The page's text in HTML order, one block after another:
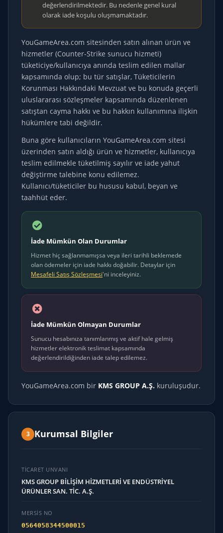
değerlendirilmektedir. Bu nedenle genel kural
olarak iade koşulu oluşmamaktadır.
YouGameArea.com sitesinden satın alınan ürün ve
hizmetler (Counter-Strike sunucu hizmeti)
tüketiciye/kullanıcıya anında teslim edilen mallar
kapsamında olup; bu tür satışlar, Tüketicilerin
Korunması Hakkındaki Mevzuat ve bu konuda geçerli
uluslararası sözleşmeler kapsamında düzenlenen
satıştan cayma hakkı ve bu hakkın kullanımına ilişkin
hükümlere tabi değildir.
Buna göre kullanıcıların YouGameArea.com sitesi
üzerinden satın aldığı ürün ve hizmetler, kullanıcıya
teslim edilmekle tüketilmiş sayılır ve iade yahut
değiştirme talebine konu edilemez.
Kullanıcı/tüketiciler bu hususu kabul, beyan ve
taahhüt eder.
İade Mümkün Olan Durumlar
Hizmet hiç sağlanmamışsa veya ileri tarihli beklemede
olan ödemeler için iade hakkı doğabilir. Detaylar için
Mesafeli Satış Sözleşmesi'ni inceleyiniz.
İade Mümkün Olmayan Durumlar
Sunucu hesabınıza tanımlanmış ve aktif hale gelmiş
hizmetler elektronik teslimat kapsamında
değerlendirildiğinden iade talep edilemez.
YouGameArea.com bir KMS GROUP A.Ş. kuruluşudur.
3 Kurumsal Bilgiler
TICARET UNVANI
KMS GROUP BİLİŞİM HİZMETLERİ VE ENDÜSTRİYEL
ÜRÜNLER SAN. TİC. A.Ş.
MERSİS NO
0564058344500015